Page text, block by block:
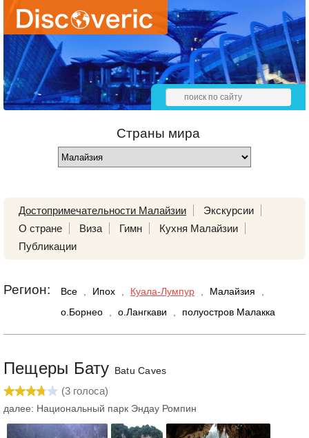
Страны мира
Достопримечательности Малайзии
Экскурсии
О стране
Виза Гимн
Кухня Малайзии
Публикации
Регион: Все Ипох Куала-Лумпур Малайзия
о.Борнео
о.Лангкави полуостров Малакка
Пещеры Бату Batu Caves
(3 голоса)
далее: Национальный парк Эндау Ромпин